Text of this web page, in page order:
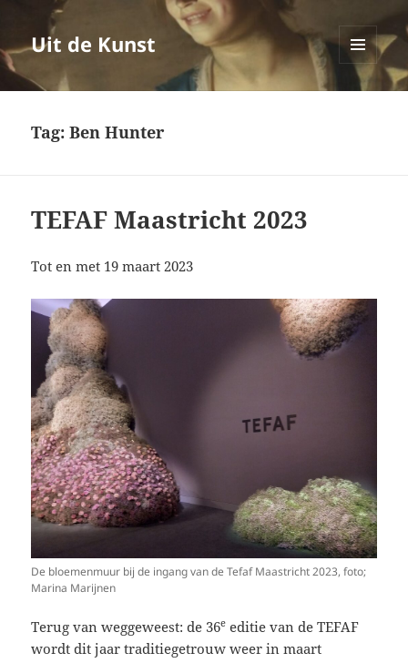
Uit de Kunst
MENU
EN
Tag:Ben Hunter
TEFAF Maastricht 2023
Tot en met 19 maart 2023
De bloemenmuur bij de ingang van de Tefaf Maastricht 2023, foto;
Marina Marijnen
Terug van weggeweest: de 36e editie van de TEFAF
wordt dit jaar traditiegetrouw weer in maart